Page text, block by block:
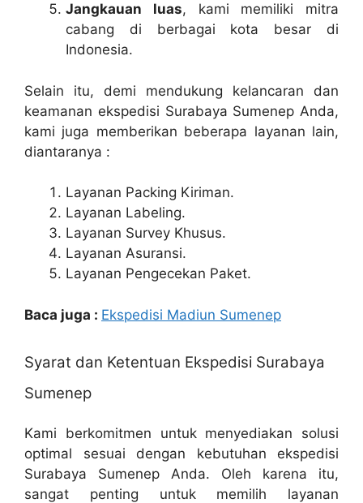
Jangkauan luas, kami memiliki mitra
cabang di berbagai kota besar di
Indonesia.
Selain itu, demi mendukung kelancaran dan
keamanan ekspedisi Surabaya Sumenep Anda,
kami juga memberikan beberapa layanan lain,
diantaranya :
Layanan Packing Kiriman.
Layanan Labeling.
Layanan Survey Khusus.
Layanan Asuransi.
Layanan Pengecekan Paket.
Baca juga : Ekspedisi Madiun Sumenep
Syarat dan Ketentuan Ekspedisi Surabaya
Sumenep
Kami berkomitmen untuk menyediakan solusi
optimal sesuai dengan kebutuhan ekspedisi
Surabaya Sumenep Anda. Oleh karena itu,
sangat penting untuk memilih layanan